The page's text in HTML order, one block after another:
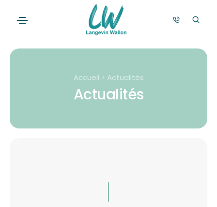
Accueil > Actualités
Actualités